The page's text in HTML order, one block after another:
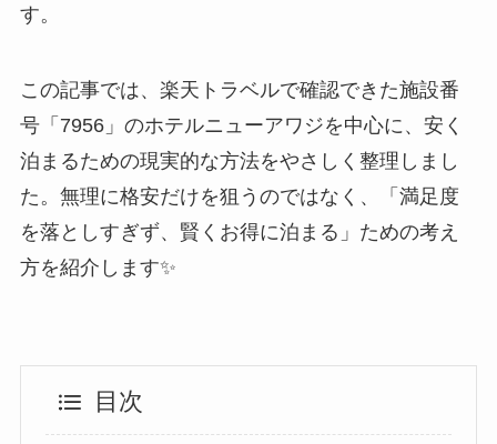
す。
この記事では、楽天トラベルで確認できた施設番
号「7956」のホテルニューアワジを中心に、安く
泊まるための現実的な方法をやさしく整理しまし
た。無理に格安だけを狙うのではなく、「満足度
を落としすぎず、賢くお得に泊まる」ための考え
方を紹介します✨
目次